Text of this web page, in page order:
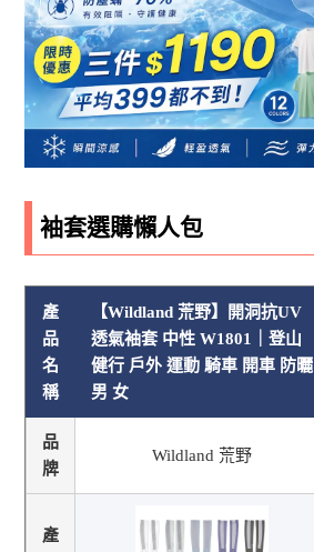
袖套選購懶人包
產
品
名
稱
【Wildland 荒野】開洞抗UV
透氣袖套 中性 W1801｜登山
健行 戶外 運動 騎車 開車 防曬
男 女
品
牌
Wildland 荒野
產